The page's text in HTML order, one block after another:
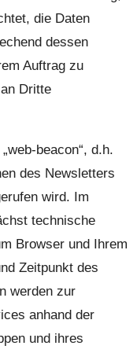
die Daten
dessen
Auftrag zu
Dritte
beacon“, d.h.
des Newsletters
wird. Im
technische
Browser und Ihrem
Zeitpunkt des
werden zur
anhand der
und ihres